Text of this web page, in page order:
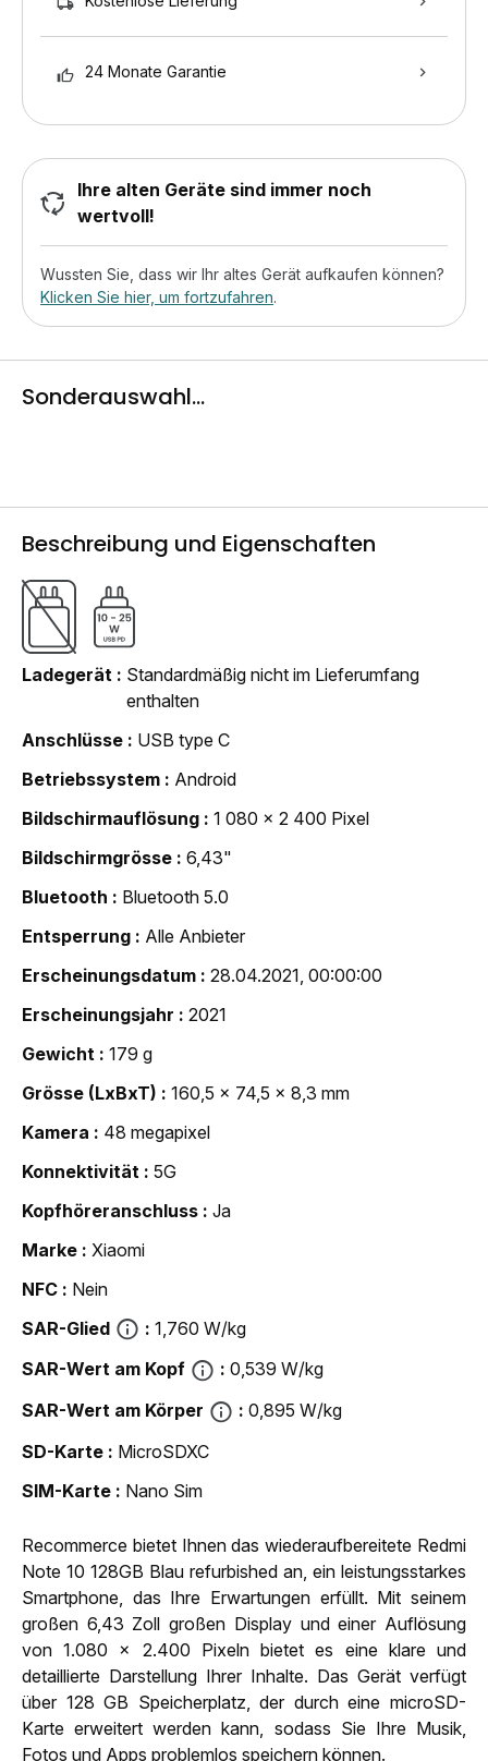
24 Monate Garantie
Ihre alten Geräte sind immer noch
wertvoll!
Wussten Sie, dass wir Ihr altes Gerät aufkaufen können?
Klicken Sie hier, um fortzufahren.
Sonderauswahl...
Beschreibung und Eigenschaften
Ladegerät
Standardmäßig nicht im Lieferumfang
enthalten
Anschlüsse
USB type C
Betriebssystem
Android
Bildschirmauflösung
1 080 x 2 400 Pixel
Bildschirmgrösse
6,43"
Bluetooth
Bluetooth 5.0
Entsperrung
Alle Anbieter
Erscheinungsdatum
28.04.2021, 00:00:00
Erscheinungsjahr
2021
Gewicht
179 g
Grösse (LxBxT)
160,5 x 74,5 x 8,3 mm
Kamera
48 megapixel
Konnektivität
5G
Kopfhöreranschluss
Ja
Marke
Xiaomi
NFC
Nein
SAR-Glied
1,760 W/kg
SAR-Wert am Kopf
0,539 W/kg
SAR-Wert am Körper
0,895 W/kg
SD-Karte
MicroSDXC
SIM-Karte
Nano Sim
Recommerce bietet Ihnen das wiederaufbereitete Redmi
Note 10 128GB Blau refurbished an, ein leistungsstarkes
Smartphone, das Ihre Erwartungen erfüllt. Mit seinem
großen 6,43 Zoll großen Display und einer Auflösung
von 1.080 x 2.400 Pixeln bietet es eine klare und
detaillierte Darstellung Ihrer Inhalte. Das Gerät verfügt
über 128 GB Speicherplatz, der durch eine microSD-
Karte erweitert werden kann, sodass Sie Ihre Musik,
Fotos und Apps problemlos speichern können.